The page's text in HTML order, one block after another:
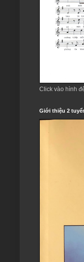
Click vào hình
Giới thiệu 2